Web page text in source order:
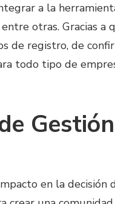
a la
otras. Gracias a
de registro, de
todo tipo de
en la decisión